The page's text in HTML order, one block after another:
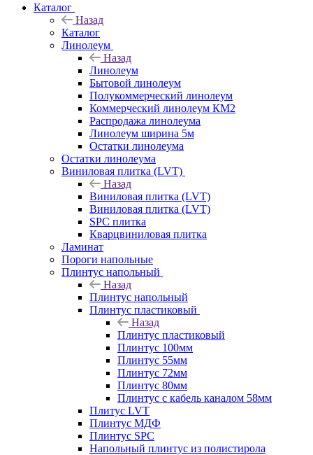
Каталог
Назад
Каталог
Линолеум
Назад
Линолеум
Бытовой линолеум
Полукоммерческий линолеум
Коммерческий линолеум КМ2
Распродажа линолеума
Линолеум ширина 5м
Остатки линолеума
Остатки линолеума
Виниловая плитка (LVT)
Назад
Виниловая плитка (LVT)
Виниловая плитка (LVT)
SPC плитка
Кварцвиниловая плитка
Ламинат
Пороги напольные
Плинтус напольный
Назад
Плинтус напольный
Плинтус пластиковый
Назад
Плинтус пластиковый
Плинтус 100мм
Плинтус 55мм
Плинтус 72мм
Плинтус 80мм
Плинтус с кабель каналом 58мм
Плитус LVT
Плинтус МДФ
Плинтус SPC
Напольный плинтус из полистирола